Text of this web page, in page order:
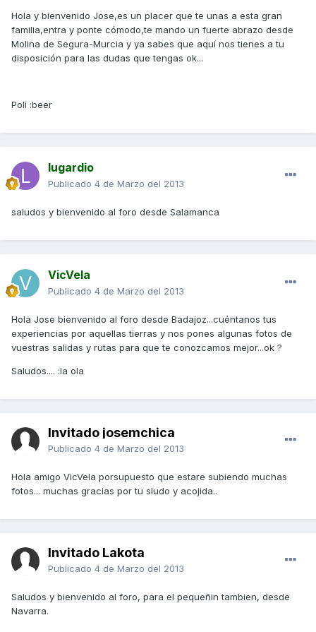
Hola y bienvenido Jose,es un placer que te unas a esta gran
familia,entra y ponte cómodo,te mando un fuerte abrazo desde
Molina de Segura-Murcia y ya sabes que aquí nos tienes a tu
disposición para las dudas que tengas ok...
Poli :beer
lugardio
Publicado 4 de Marzo del 2013
saludos y bienvenido al foro desde Salamanca
VicVela
Publicado 4 de Marzo del 2013
Hola Jose bienvenido al foro desde Badajoz...cuéntanos tus
experiencias por aquellas tierras y nos pones algunas fotos de
vuestras salidas y rutas para que te conozcamos mejor...ok ?
Saludos.... :la ola
Invitado josemchica
Publicado 4 de Marzo del 2013
Hola amigo VicVela porsupuesto que estare subiendo muchas
fotos... muchas gracias por tu sludo y acojida..
Invitado Lakota
Publicado 4 de Marzo del 2013
Saludos y bienvenido al foro, para el pequeñin tambien, desde
Navarra.